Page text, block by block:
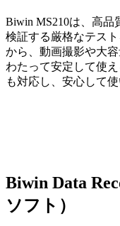
Biwin MS210は、高
検証する厳格なテス
から、動画撮影や大
わたって安定して使
も対応し、安心して
Biwin Data
ソフト）